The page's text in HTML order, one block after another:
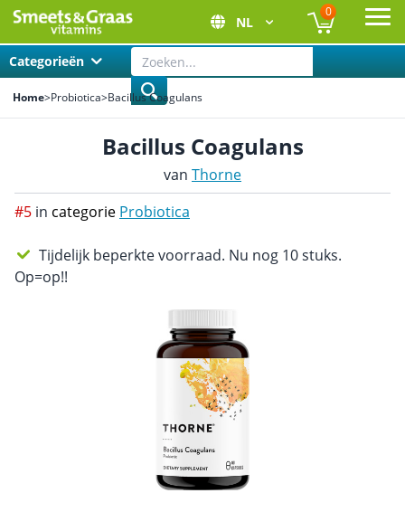
NL
0
Categorieën
Home>Probiotica>Bacillus Coagulans
Bacillus Coagulans
van Thorne
#5 in categorie Probiotica
Tijdelijk beperkte voorraad. Nu nog 10 stuks.
Op=op!!